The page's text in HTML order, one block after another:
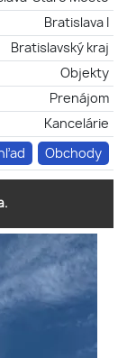
Bratislava I
Bratislavský kraj
Objekty
Prenájom
Kancelárie
Obchody